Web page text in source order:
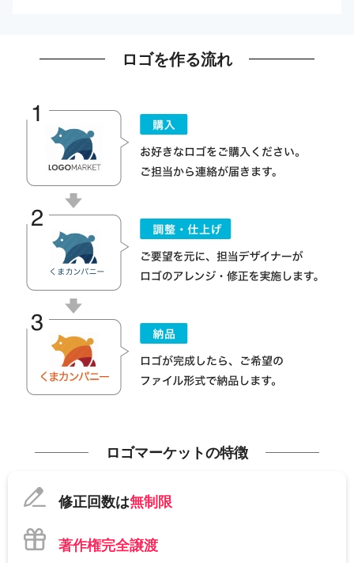
ロゴを作る流れ
ロゴマーケットの特徴
修正回数は無制限
著作権完全譲渡